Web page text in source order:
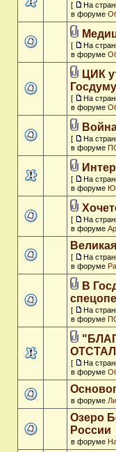
[ На
в форуме
[ На
в форуме
ЦИК
Госдуму
[ На
в форуме
[ На
в форуме
[ На
в форуме
[ На
в форуме
[ На
в форуме
В
[ На
в форуме
[ На
в форуме
в форуме
Озеро
России
в форуме